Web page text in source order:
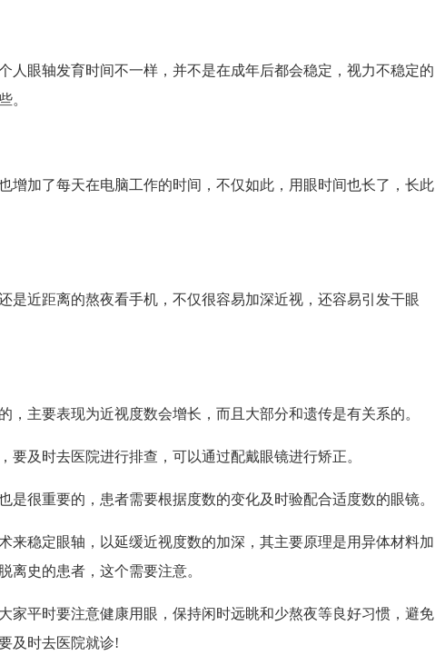
眼轴发育时间不一样，并不是在成年后都会稳定，视力不稳定的
。
加了每天在电脑工作的时间，不仅如此，用眼时间也长了，长此
近距离的熬夜看手机，不仅很容易加深近视，还容易引发干眼
主要表现为近视度数会增长，而且大部分和遗传是有关系的。
及时去医院进行排查，可以通过配戴眼镜进行矫正。
很重要的，患者需要根据度数的变化及时验配合适度数的眼镜。
稳定眼轴，以延缓近视度数的加深，其主要原理是用异体材料加
离史的患者，这个需要注意。
平时要注意健康用眼，保持闲时远眺和少熬夜等良好习惯，避免
及时去医院就诊!